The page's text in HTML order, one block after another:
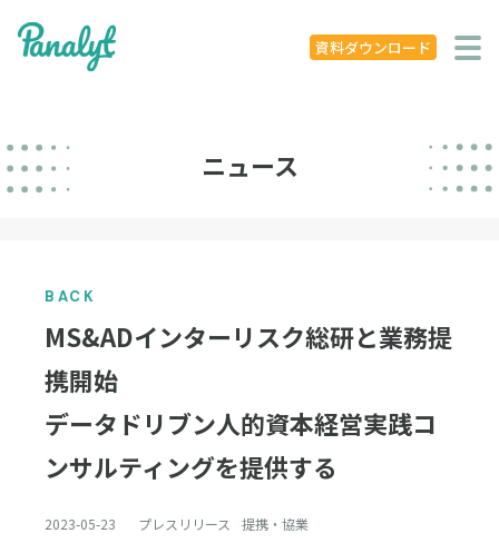
資料ダウンロード
システム特徴
ニュース
お役立ち記事
著書
企業概要
ニュース
BACK
MS&ADインターリスク総研と業務提
携開始
データドリブン人的資本経営実践コ
ンサルティングを提供する
2023-05-23 プレスリリース 提携・協業